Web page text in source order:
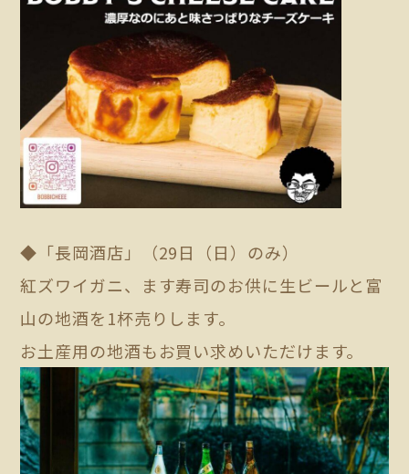
◆「長岡酒店」（29日（日）のみ）
紅ズワイガニ、ます寿司のお供に生ビールと富
山の地酒を1杯売りします。
お土産用の地酒もお買い求めいただけます。